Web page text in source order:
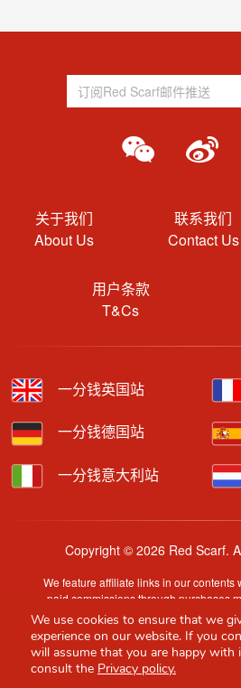
关于我们
About Us
联系我们
Contact Us
用户条款
T&Cs
一分钱英国站
一分钱德国站
一分钱意大利站
Copyright © 2026 Red Scarf.
We feature affiliate links in our contents
paid commissions through purchases
retailer sites.
Content is provided by users,
information may have been generated
guidance only. Accuracy and availability
We use cookies to ensure that we
experience on our website. If you
will assume that you are happy with
consult the Privacy policy.